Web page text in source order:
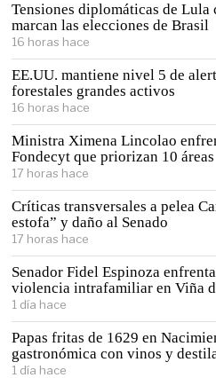
Tensiones diplomáticas de
marcan las elecciones de Brasil
16 horas hace
EE.UU. mantiene nivel 5 de
forestales grandes activos
16 horas hace
Ministra Ximena Lincolao
Fondecyt que priorizan 10 áreas
17 horas hace
Críticas transversales a pelea
estofa” y daño al Senado
17 horas hace
Senador Fidel Espinoza
violencia intrafamiliar en Viña
1 día hace
Papas fritas de 1629 en
gastronómica con vinos y
1 día hace